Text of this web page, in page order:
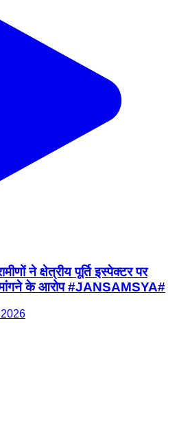
ने क्षेत्रीय पूर्ति इस्पेक्टर पर
मांगने के आरोप #JANSAMSYA#